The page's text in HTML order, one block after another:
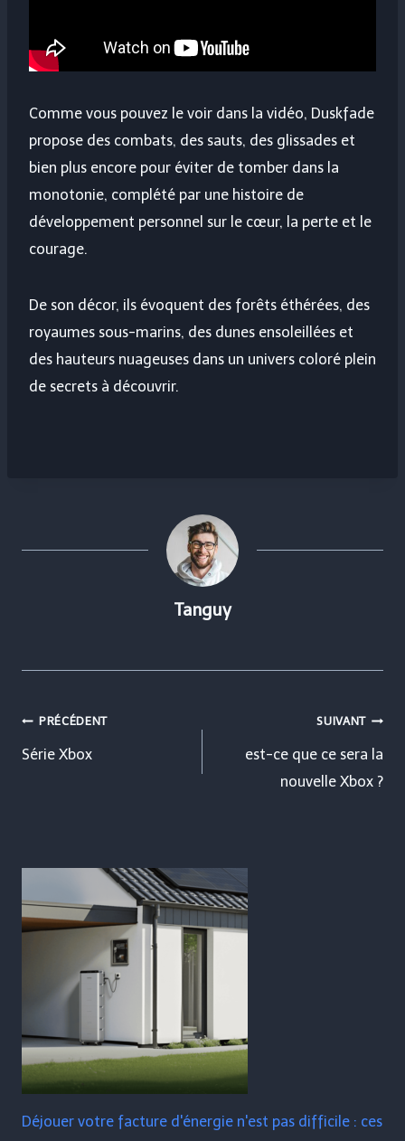
Comme vous pouvez le voir dans la vidéo, Duskfade
propose des combats, des sauts, des glissades et
bien plus encore pour éviter de tomber dans la
monotonie, complété par une histoire de
développement personnel sur le cœur, la perte et le
courage.
De son décor, ils évoquent des forêts éthérées, des
royaumes sous-marins, des dunes ensoleillées et
des hauteurs nuageuses dans un univers coloré plein
de secrets à découvrir.
Tanguy
Navigation
de
PRÉCÉDENT
Série Xbox
SUIVANT
est-ce que ce sera la
nouvelle Xbox ?
Déjouer votre facture d'énergie n'est pas difficile : ces